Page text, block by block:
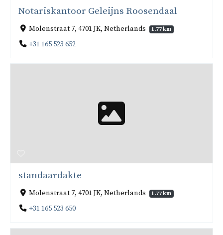
Notariskantoor Geleijns Roosendaal
Molenstraat 7, 4701 JK, Netherlands 1.77 km
+31 165 523 652
standaardakte
Molenstraat 7, 4701 JK, Netherlands 1.77 km
+31 165 523 650